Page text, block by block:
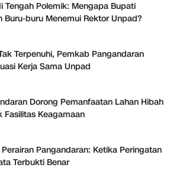
Tengah Polemik: Mengapa Bupati
Buru-buru Menemui Rektor Unpad?
Terpenuhi, Pemkab Pangandaran
Kerja Sama Unpad
Dorong Pemanfaatan Lahan Hibah
Fasilitas Keagamaan
Pangandaran: Ketika Peringatan
Terbukti Benar